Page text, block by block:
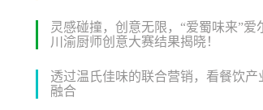
灵感碰撞，创意无限，“爱蜀味来”爱
川渝厨师创意大赛结果揭晓！
透过温氏佳味的联合营销，看餐饮产
融合